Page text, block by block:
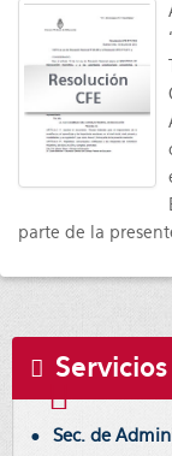
parte de la
Sec. de